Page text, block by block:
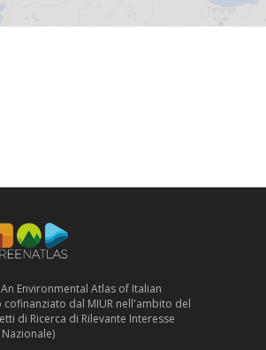
Environmental Atlas of Italian
dal MIUR nell'ambito del
di Ricerca di Rilevante Interesse
Nazionale)